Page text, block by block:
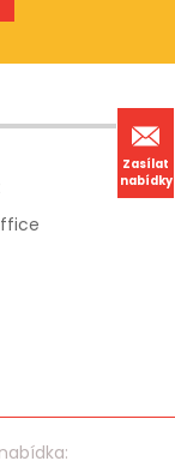
Zasílat
nabídky